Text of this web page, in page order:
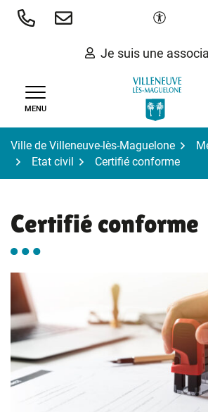
Aller
Je suis une
MENU
Ville de Villeneuve-lès-Maguelone
Etat civil
Certifié conforme
Certifié conforme